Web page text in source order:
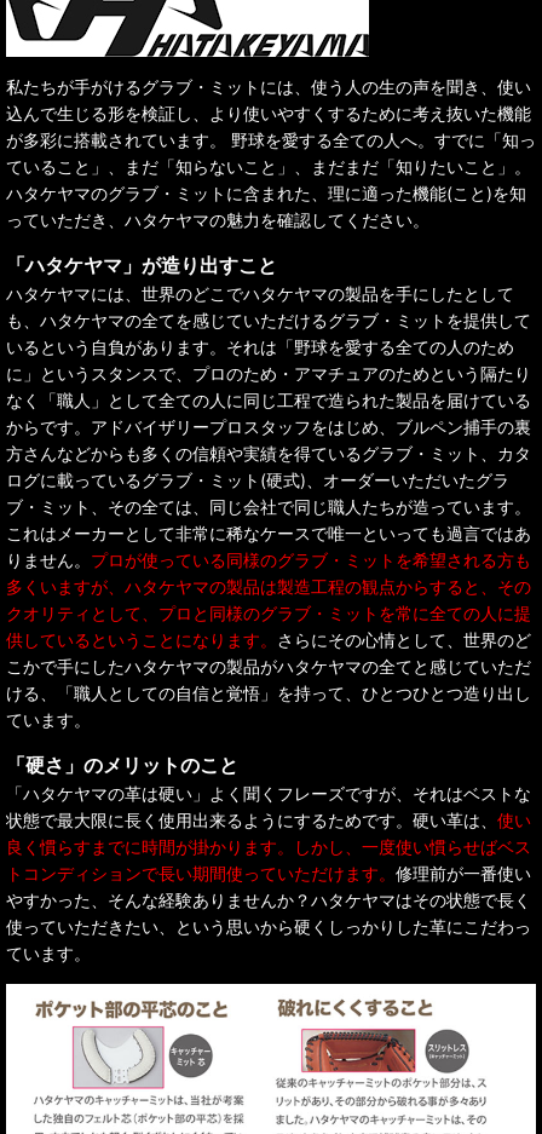
私たちが手がけるグラブ・ミットには、使う人の生の声を聞き、使い
込んで生じる形を検証し、より使いやすくするために考え抜いた機能
が多彩に搭載されています。 野球を愛する全ての人へ。すでに「知っ
ていること」、まだ「知らないこと」、まだまだ「知りたいこと」。
ハタケヤマのグラブ・ミットに含まれた、理に適った機能(こと)を知
っていただき、ハタケヤマの魅力を確認してください。
「ハタケヤマ」が造り出すこと
ハタケヤマには、世界のどこでハタケヤマの製品を手にしたとして
も、ハタケヤマの全てを感じていただけるグラブ・ミットを提供して
いるという自負があります。それは「野球を愛する全ての人のため
に」というスタンスで、プロのため・アマチュアのためという隔たり
なく「職人」として全ての人に同じ工程で造られた製品を届けている
からです。アドバイザリープロスタッフをはじめ、ブルペン捕手の裏
方さんなどからも多くの信頼や実績を得ているグラブ・ミット、カタ
ログに載っているグラブ・ミット(硬式)、オーダーいただいたグラ
ブ・ミット、その全ては、同じ会社で同じ職人たちが造っています。
これはメーカーとして非常に稀なケースで唯一といっても過言ではあ
りません。 プロが使っている同様のグラブ・ミットを希望される方も
多くいますが、ハタケヤマの製品は製造工程の観点からすると、その
クオリティとして、プロと同様のグラブ・ミットを常に全ての人に提
供しているということになります。 さらにその心情として、世界のど
こかで手にしたハタケヤマの製品がハタケヤマの全てと感じていただ
ける、「職人としての自信と覚悟」を持って、ひとつひとつ造り出し
ています。
「硬さ」のメリットのこと
「ハタケヤマの革は硬い」よく聞くフレーズですが、それはベストな
状態で最大限に長く使用出来るようにするためです。硬い革は、 使い
良く慣らすまでに時間が掛かります。しかし、一度使い慣らせばベス
トコンディションで長い期間使っていただけます。 修理前が一番使い
やすかった、そんな経験ありませんか？ハタケヤマはその状態で長く
使っていただきたい、という思いから硬くしっかりした革にこだわっ
ています。